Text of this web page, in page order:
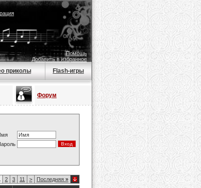
Помощь
Добавить в избранное
приколы Flash-игры
Форум
2 3 11 > Последняя »